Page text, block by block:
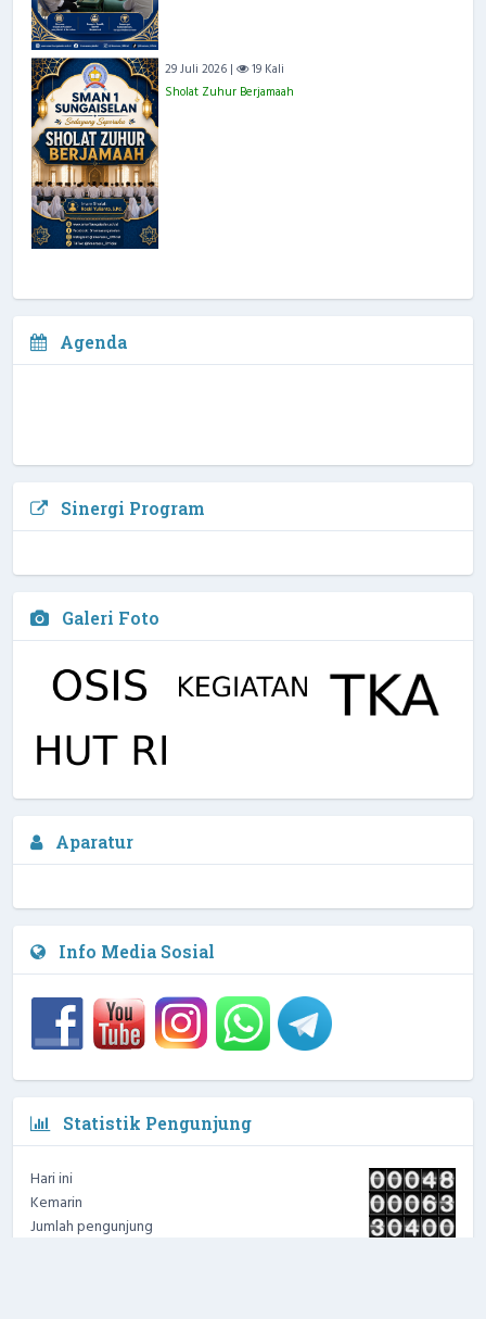
29 Juli 2026 |
19 Kali
Sholat Zuhur Berjamaah
Agenda
Sinergi Program
Galeri Foto
Aparatur
3 / 4
Waka Kesiswaan
NIPD :
Info Media Sosial
Statistik Pengunjung
Hari ini
Kemarin
Jumlah pengunjung